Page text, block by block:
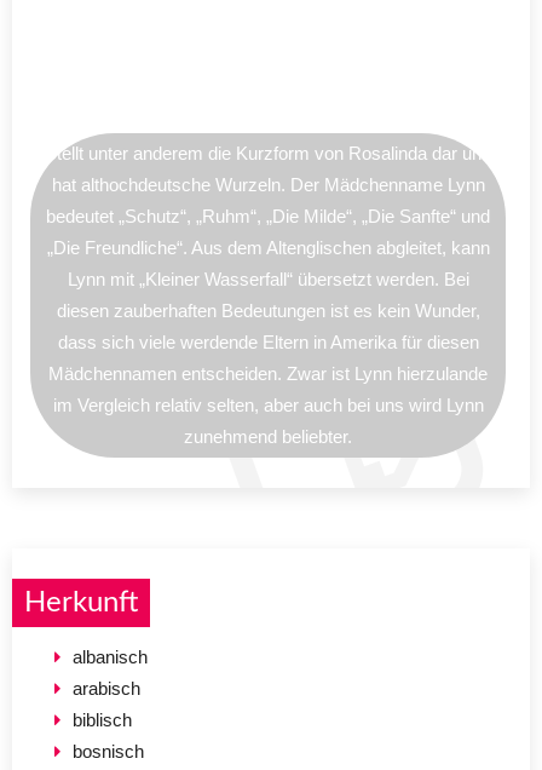
Stellt unter anderem die Kurzform von Rosalinda dar und
hat althochdeutsche Wurzeln. Der Mädchenname Lynn
bedeutet „Schutz“, „Ruhm“, „Die Milde“, „Die Sanfte“ und
„Die Freundliche“. Aus dem Altenglischen abgleitet, kann
Lynn mit „Kleiner Wasserfall“ übersetzt werden. Bei
diesen zauberhaften Bedeutungen ist es kein Wunder,
dass sich viele werdende Eltern in Amerika für diesen
Mädchennamen entscheiden. Zwar ist Lynn hierzulande
im Vergleich relativ selten, aber auch bei uns wird Lynn
zunehmend beliebter.
Herkunft
albanisch
arabisch
biblisch
bosnisch